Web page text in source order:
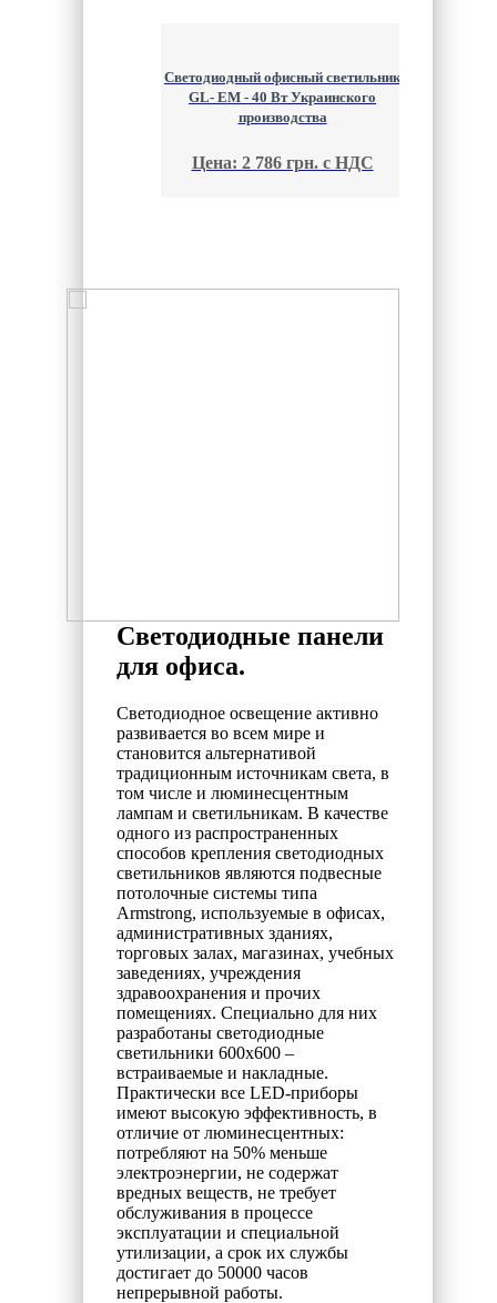
Светодиодный офисный светильник
GL- EM - 40 Вт Украинского
производства
Цена: 2 786 грн. с НДС
Светодиодные панели
для офиса.
Светодиодное освещение активно
развивается во всем мире и
становится альтернативой
традиционным источникам света, в
том числе и люминесцентным
лампам и светильникам. В качестве
одного из распространенных
способов крепления светодиодных
светильников являются подвесные
потолочные системы типа
Armstrong, используемые в офисах,
административных зданиях,
торговых залах, магазинах, учебных
заведениях, учреждения
здравоохранения и прочих
помещениях. Специально для них
разработаны светодиодные
светильники 600х600 –
встраиваемые и накладные.
Практически все LED-приборы
имеют высокую эффективность, в
отличие от люминесцентных:
потребляют на 50% меньше
электроэнергии, не содержат
вредных веществ, не требует
обслуживания в процессе
эксплуатации и специальной
утилизации, а срок их службы
достигает до 50000 часов
непрерывной работы.